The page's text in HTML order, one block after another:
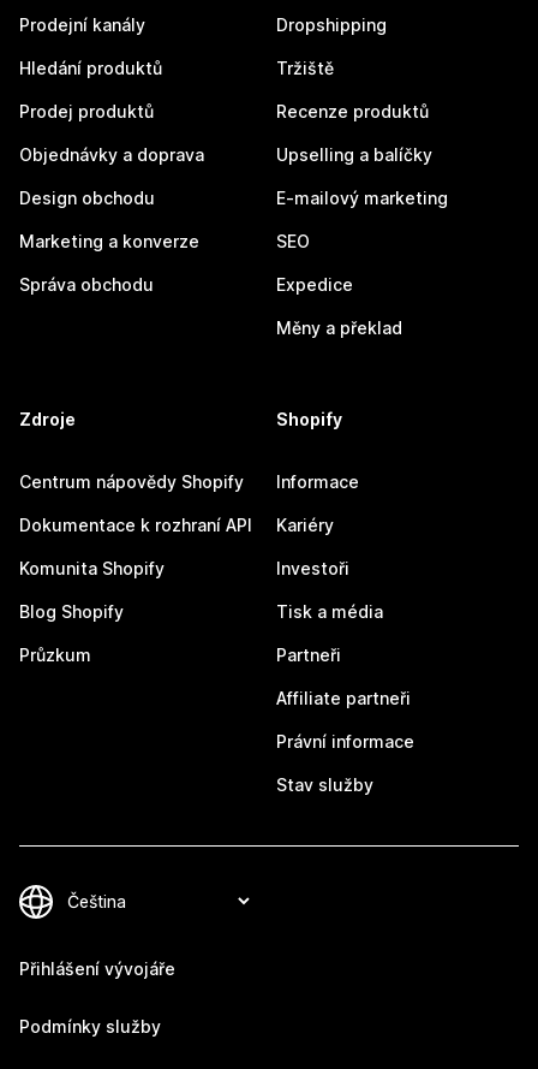
Prodejní kanály
Hledání produktů
Prodej produktů
Objednávky a doprava
Design obchodu
Marketing a konverze
Správa obchodu
Dropshipping
Tržiště
Recenze produktů
Upselling a balíčky
E-mailový marketing
SEO
Expedice
Měny a překlad
Zdroje
Centrum nápovědy Shopify
Dokumentace k rozhraní API
Komunita Shopify
Blog Shopify
Průzkum
Shopify
Informace
Kariéry
Investoři
Tisk a média
Partneři
Affiliate partneři
Právní informace
Stav služby
Přihlášení vývojáře
Podmínky služby